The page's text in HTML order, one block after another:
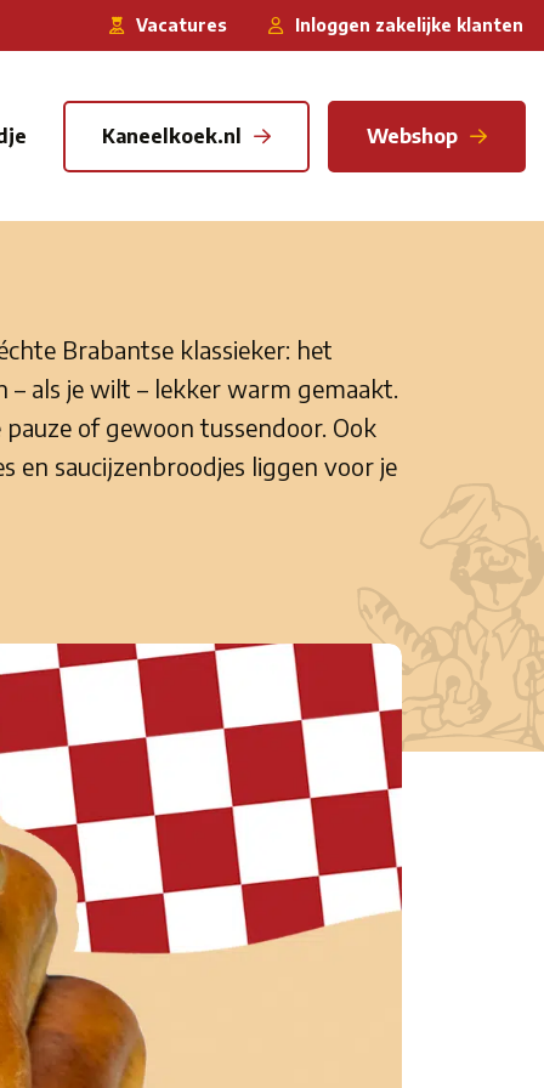
Vacatures Inloggen zakelijke klanten
Kaneelkoek.nl Webshop
Brabantse klassieker: het
als je wilt – lekker warm gemaakt.
of gewoon tussendoor. Ook
en saucijzenbroodjes liggen voor je